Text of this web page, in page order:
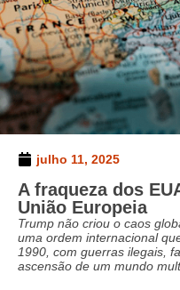
julho 11, 2025
A fraqueza dos
União Europeia
Trump não criou o caos
uma ordem internacional
1990, com guerras ilegais,
ascensão de um mundo